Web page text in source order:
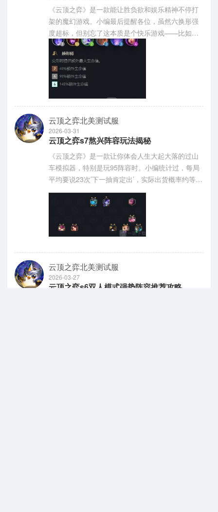
《云顶之弈》是一款能让胜负欲和娱乐精神不停打
架的魔幻游戏。小编最后提醒各位，虽然六换形强
度超标，但别忘了这本质是个快乐游戏——比如看
到三星妮蔻的盾比血条还厚时，该笑还是要笑的。
感兴趣的网友们跟着小编一同来下文看看吧！
云顶之弈北美测试服
2026-03-31
云顶之弈s7熬兴阵容玩法揭秘
《云顶之弈》是一款让你体会人生大起大落的过山
车模拟器，特别是玩95阵容时。小编统计过，每局
平均要说23次’下一抽肯定出’，实际出货概率约等于
中便利店再来一瓶。感兴趣的网友与小编来了解一
云顶之弈北美测试服
2026-03-27
云顶之弈s6双人模式强势阵容推荐攻略